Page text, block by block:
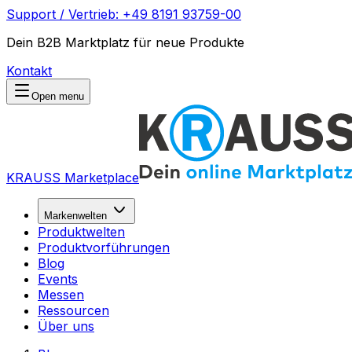
Support / Vertrieb: +49 8191 93759-00
Dein B2B Marktplatz für neue Produkte
Kontakt
Open menu
KRAUSS Marketplace
Markenwelten
Produktwelten
Produktvorführungen
Blog
Events
Messen
Ressourcen
Über uns